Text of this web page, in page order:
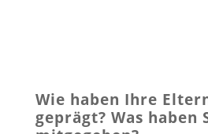
Wie haben Ihre
geprägt? Was haben